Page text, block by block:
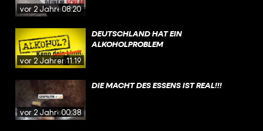
vor 2 Jahren08:20
vor 2 Jahren11:19
DEUTSCHLAND HAT EIN
ALKOHOLPROBLEM
vor 2 Jahren00:38
DIE MACHT DES ESSENS IST REAL!!!